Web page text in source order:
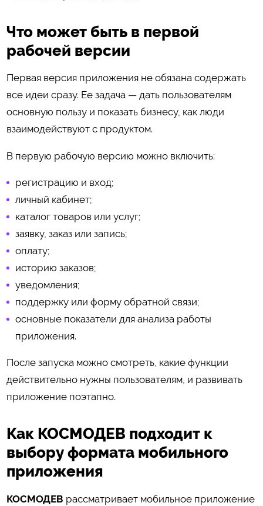
Что может быть в первой
рабочей версии
Первая версия приложения не обязана содержать
все идеи сразу. Ее задача — дать пользователям
основную пользу и показать бизнесу, как люди
взаимодействуют с продуктом.
В первую рабочую версию можно включить:
регистрацию и вход;
личный кабинет;
каталог товаров или услуг;
заявку, заказ или запись;
оплату;
историю заказов;
уведомления;
поддержку или форму обратной связи;
основные показатели для анализа работы
приложения.
После запуска можно смотреть, какие функции
действительно нужны пользователям, и развивать
приложение поэтапно.
Как КОСМОДЕВ подходит к
выбору формата мобильного
приложения
КОСМОДЕВ рассматривает мобильное приложение